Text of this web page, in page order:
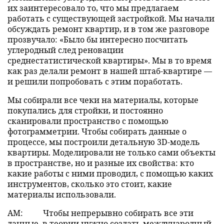
их заинтересовало то, что мы предлагаем
работать с существующей застройкой. Мы начали
обсуждать ремонт квартир, и в том же разговоре
прозвучало: «Было бы интересно посчитать
углеродный след реновации
среднестатистической квартиры». Мы в то время
как раз делали ремонт в нашей штаб-квартире —
и решили попробовать с этим поработать.
Мы собирали все чеки на материалы, которые
покупались для стройки, и постоянно
сканировали пространство с помощью
фотограмметрии. Чтобы собирать данные о
процессе, мы построили детальную 3D-модель
квартиры. Моделировали не только сами объекты
в пространстве, но и разные их свойства: кто
какие работы с ними проводил, с помощью каких
инструментов, сколько это стоит, какие
материалы использовали.
АМ:
Чтобы непрерывно собирать все эти